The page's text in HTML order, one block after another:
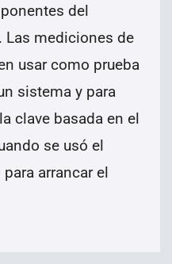
del
Las mediciones de
usar como prueba
sistema y para
clave basada en el
se usó el
arrancar el